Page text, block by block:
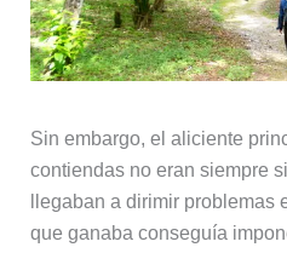
Sin embargo, el aliciente
contiendas no eran siempre
llegaban a dirimir problemas
que ganaba conseguía